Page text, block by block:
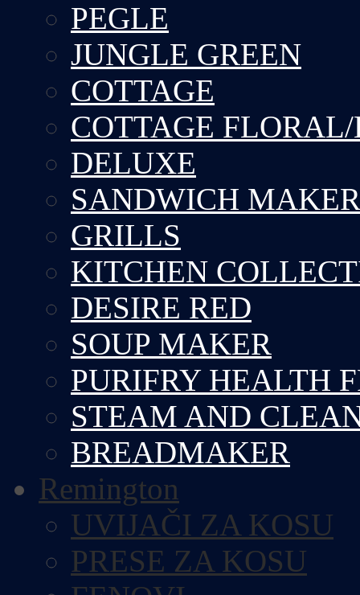
PEGLE
JUNGLE GREEN
COTTAGE
COTTAGE
DELUXE
SANDWICH MAKER
GRILLS
KITCHEN
DESIRE RED
SOUP MAKER
PURIFRY HEALTH
STEAM AND
BREADMAKER
Remington
UVIJAČI ZA KOSU
PRESE ZA KOSU